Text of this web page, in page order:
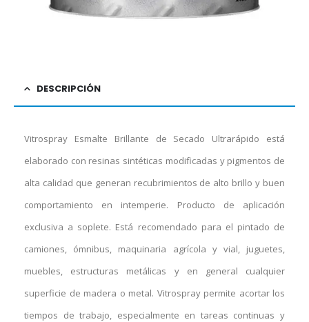
DESCRIPCIÓN
Vitrospray Esmalte Brillante de Secado Ultrarápido está
elaborado con resinas sintéticas modificadas y pigmentos de
alta calidad que generan recubrimientos de alto brillo y buen
comportamiento en intemperie. Producto de aplicación
exclusiva a soplete. Está recomendado para el pintado de
camiones, ómnibus, maquinaria agrícola y vial, juguetes,
muebles, estructuras metálicas y en general cualquier
superficie de madera o metal. Vitrospray permite acortar los
tiempos de trabajo, especialmente en tareas continuas y